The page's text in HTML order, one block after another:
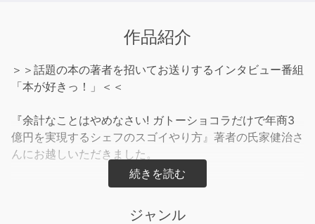
作品紹介
＞＞話題の本の著者を招いてお送りするインタビュー番組
「本が好きっ！」＜＜
『余計なことはやめなさい! ガトーショコラだけで年商3
億円を実現するシェフのスゴイやり方』著者の氏家健治さ
んにお越しいただきました。
◇ ◇ ◇
切羽詰まった時にこそ、「捨てる」決断を！
ジャンル